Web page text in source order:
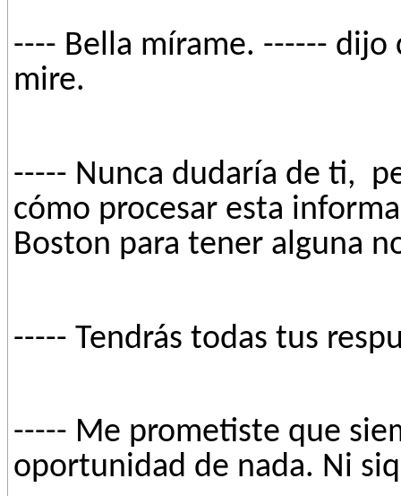
---- Bella mírame. ------
mire.
----- Nunca dudaría de ti,
cómo procesar esta
Boston para tener alguna
----- Tendrás todas tus
----- Me prometiste que
oportunidad de nada. Ni